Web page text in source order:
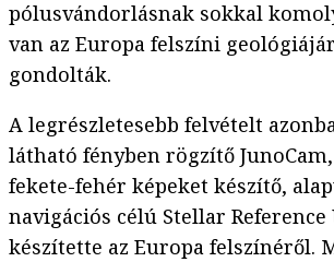
pólusvándorlásnak sokkal
van az Europa felszíni
gondolták.
A legrészletesebb felvételt
látható fényben rögzítő
fekete-fehér képeket készítő,
navigációs célú Stellar Reference
készítette az Europa felszínéről.